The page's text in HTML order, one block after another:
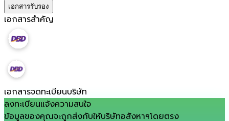
เอกสารรับรอง
เอกสารสำคัญ
เอกสารจดทะเบียนบริษัท
ลงทะเบียนแจ้งความสนใจ
ข้อมูลของคุณจะถูกส่งกับให้บริษัทอสังหาฯโดยตรง